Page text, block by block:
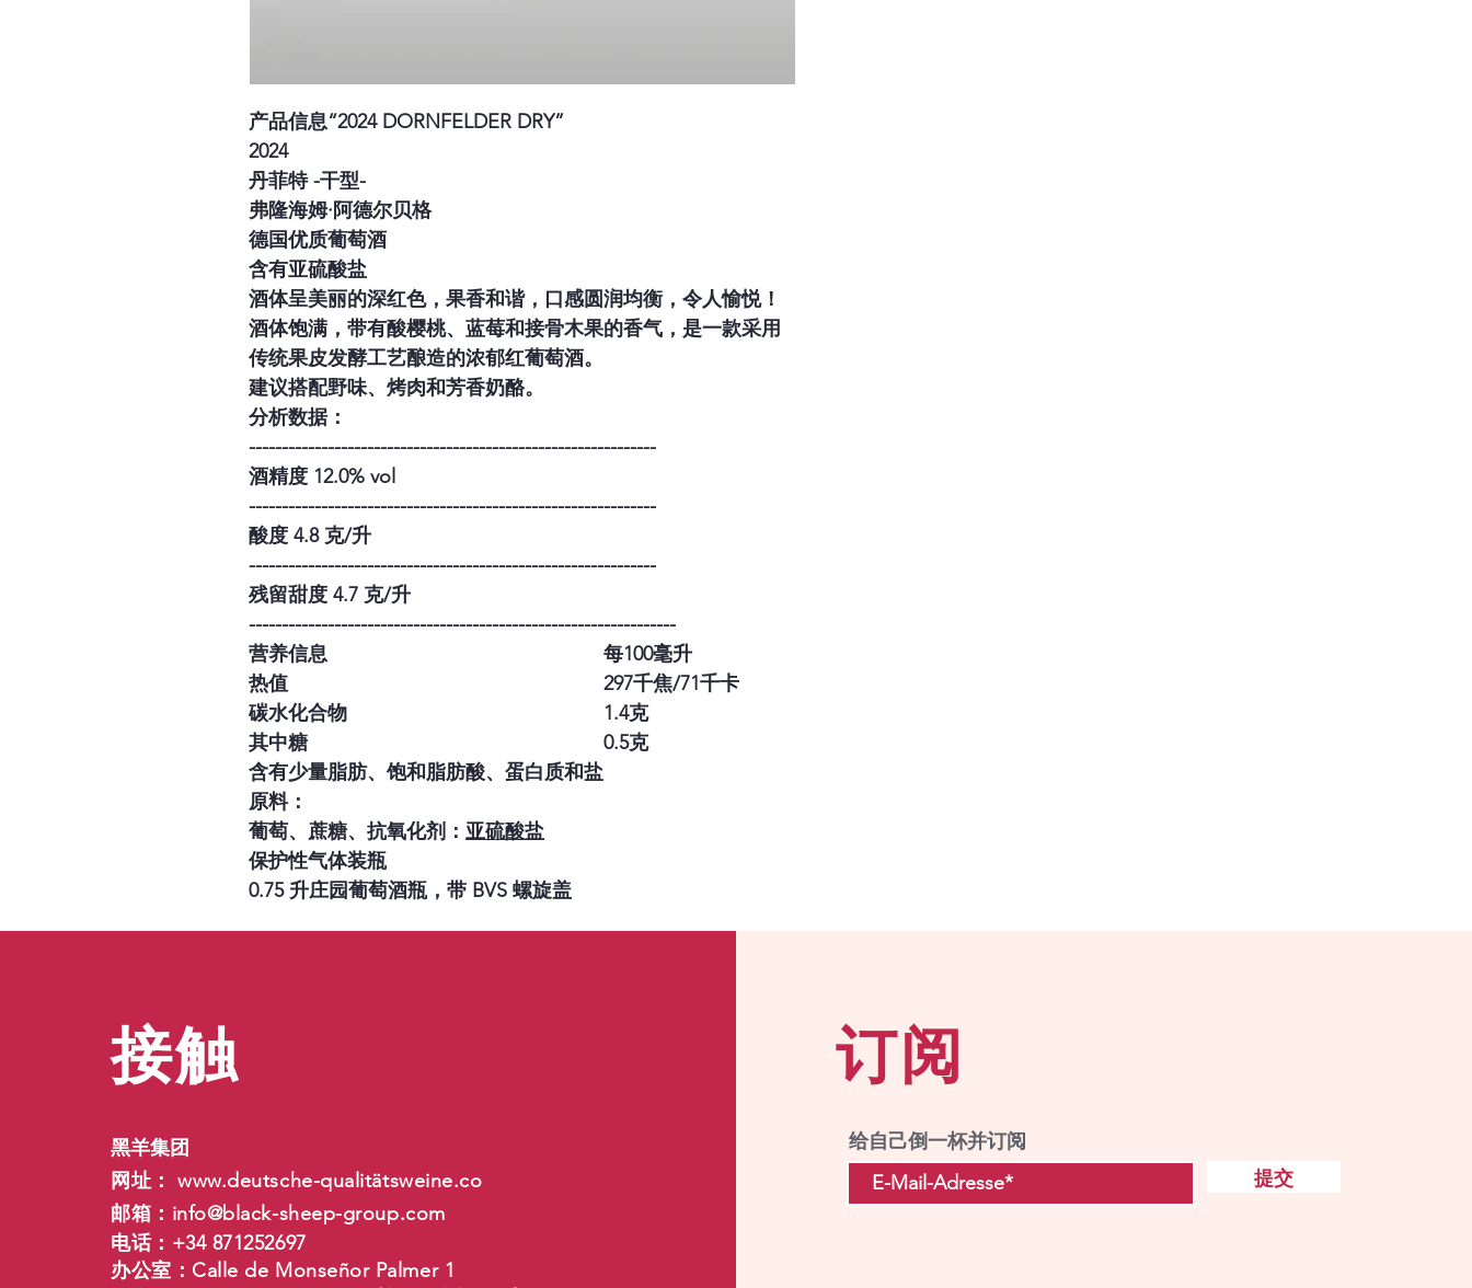
产品信息“2024 DORNFELDER DRY”
2024
丹菲特 -干型-
弗隆海姆·阿德尔贝格
德国优质葡萄酒
含有亚硫酸盐
酒体呈美丽的深红色，果香和谐，口感圆润均衡，令人愉悦！
酒体饱满，带有酸樱桃、蓝莓和接骨木果的香气，是一款采用
传统果皮发酵工艺酿造的浓郁红葡萄酒。
建议搭配野味、烤肉和芳香奶酪。
分析数据：
--------------------------------------------------------------
酒精度 12.0% vol
--------------------------------------------------------------
酸度 4.8 克/升
--------------------------------------------------------------
残留甜度 4.7 克/升
-----------------------------------------------------------------
营养信息
每100毫升
热值
297千焦/71千卡
碳水化合物
1.4克
其中糖
0.5克
含有少量脂肪、饱和脂肪酸、蛋白质和盐
原料：
葡萄、蔗糖、抗氧化剂： 亚硫酸盐
保护性气体装瓶
0.75 升庄园葡萄酒瓶，带 BVS 螺旋盖
接触
黑羊集团
网址：www.deutsche-qualitätsweine.co
邮箱： info@black-sheep-group.com
电话：+34 871252697
办公室：Calle de Monseñor Palmer 1
订阅
给自己倒一杯并订阅
提交